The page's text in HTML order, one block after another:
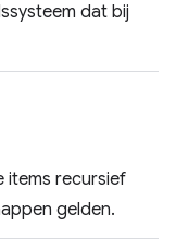
dat bij
items recursief
gelden.